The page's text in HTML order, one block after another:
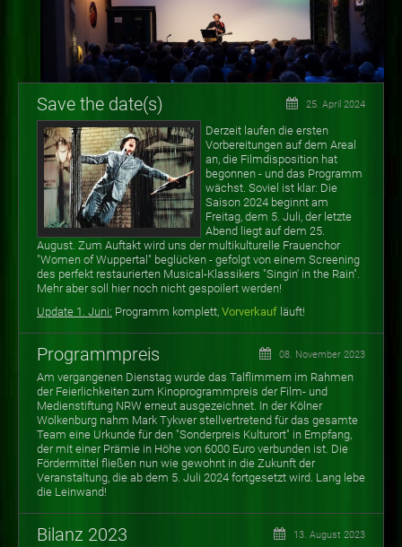
Save the date(s) 25. April 2024
Derzeit laufen die ersten
Vorbereitungen auf dem Areal
an, die Filmdisposition hat
begonnen - und das Programm
wächst. Soviel ist klar: Die
Saison 2024 beginnt am
Freitag, dem 5. Juli, der letzte
Abend liegt auf dem 25.
August. Zum Auftakt wird uns der multikulturelle Frauenchor
"Women of Wuppertal" beglücken - gefolgt von einem Screening
des perfekt restaurierten Musical-Klassikers "Singin' in the Rain".
Mehr aber soll hier noch nicht gespoilert werden!
Update 1. Juni: Programm komplett, Vorverkauf läuft!
Programmpreis 08. November 2023
Am vergangenen Dienstag wurde das Talflimmern im Rahmen
der Feierlichkeiten zum Kinoprogrammpreis der Film- und
Medienstiftung NRW erneut ausgezeichnet. In der Kölner
Wolkenburg nahm Mark Tykwer stellvertretend für das gesamte
Team eine Urkunde für den "Sonderpreis Kulturort" in Empfang,
der mit einer Prämie in Höhe von 6000 Euro verbunden ist. Die
Fördermittel fließen nun wie gewohnt in die Zukunft der
Veranstaltung, die ab dem 5. Juli 2024 fortgesetzt wird. Lang lebe
die Leinwand!
Bilanz 2023 13. August 2023